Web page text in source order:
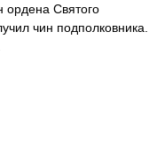
ордена Святого
чин подполковника.